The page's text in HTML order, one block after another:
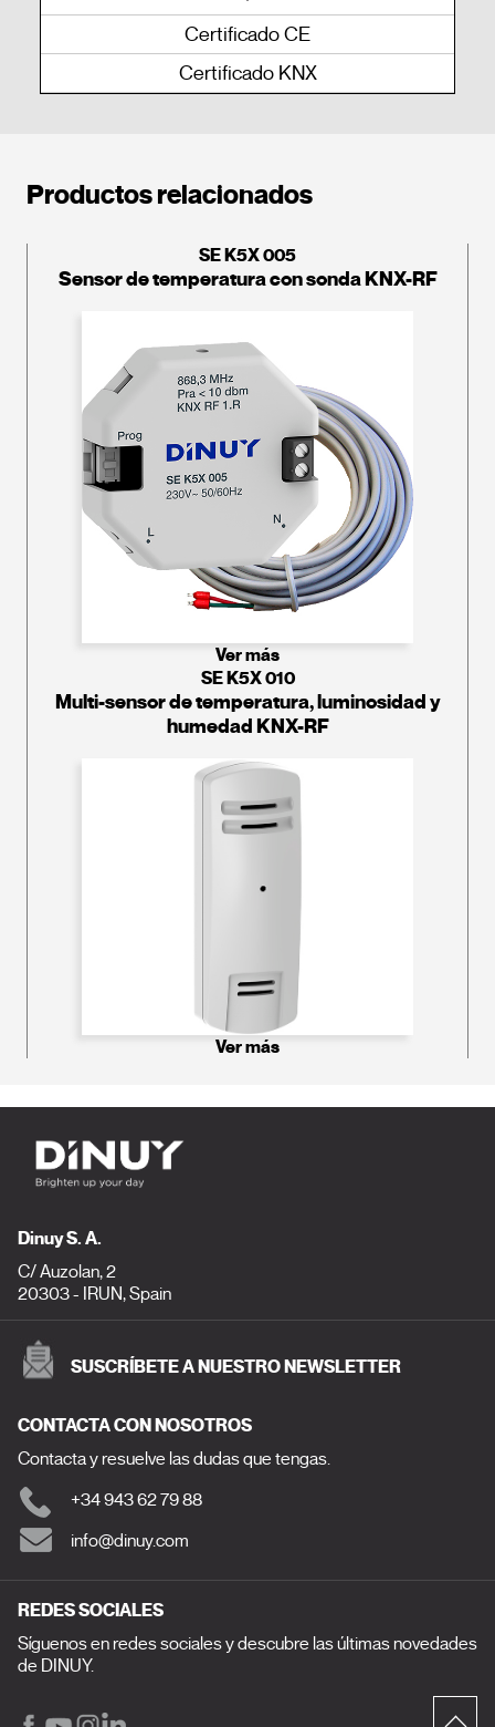
Certificado CE
Certificado KNX
Productos relacionados
SE K5X 005
Sensor de temperatura con sonda KNX-RF
Ver más
SE K5X 010
Multi-sensor de temperatura, luminosidad y
humedad KNX-RF
Ver más
Dinuy S. A.
C/ Auzolan, 2
20303 - IRUN, Spain
SUSCRÍBETE A NUESTRO NEWSLETTER
CONTACTA CON NOSOTROS
Contacta y resuelve las dudas que tengas.
+34 943 62 79 88
info@dinuy.com
REDES SOCIALES
Síguenos en redes sociales y descubre las últimas novedades
de DINUY.